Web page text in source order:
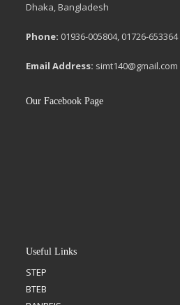
Dhaka, Bangladesh
Phone: 01936-005804, 01726-653364
Email Address: simt140@gmail.com
Our Facebook Page
Useful Links
STEP
BTEB